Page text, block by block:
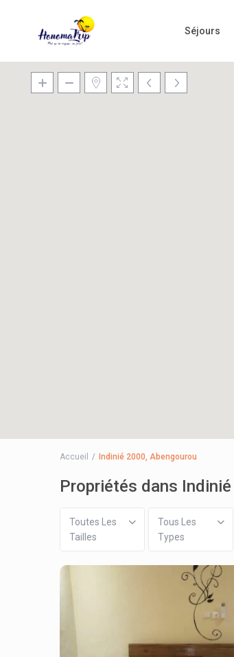
Séjours
Accueil Indinié 2000, Abengourou
Propriétés dans
Toutes Les
Tailles
Tous Les
Types